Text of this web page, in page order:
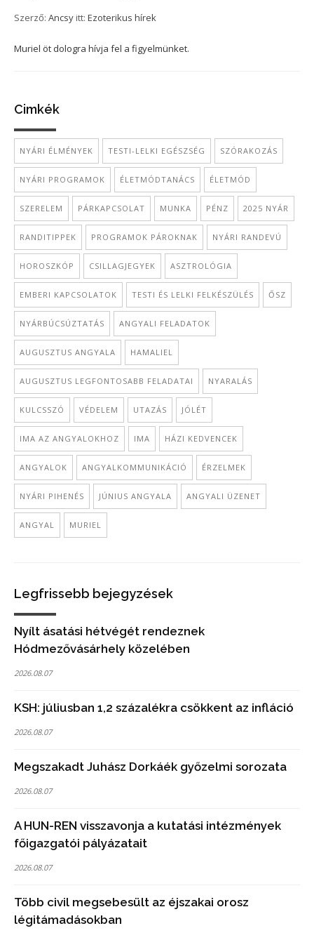
Szerző: Ancsy itt: Ezoterikus hírek
Muriel öt dologra hívja fel a figyelmünket.
Cimkék
NYÁRI ÉLMÉNYEK TESTI-LELKI EGÉSZSÉG SZÓRAKOZÁS
NYÁRI PROGRAMOK ÉLETMÓDTANÁCS ÉLETMÓD
SZERELEM PÁRKAPCSOLAT MUNKA PÉNZ 2025 NYÁR
RANDITIPPEK PROGRAMOK PÁROKNAK NYÁRI RANDEVÚ
HOROSZKÓP CSILLAGJEGYEK ASZTROLÓGIA
EMBERI KAPCSOLATOK TESTI ÉS LELKI FELKÉSZÜLÉS ŐSZ
NYÁRBÚCSÚZTATÁS ANGYALI FELADATOK
AUGUSZTUS ANGYALA HAMALIEL
AUGUSZTUS LEGFONTOSABB FELADATAI NYARALÁS
KULCSSZÓ VÉDELEM UTAZÁS JÓLÉT
IMA AZ ANGYALOKHOZ IMA HÁZI KEDVENCEK
ANGYALOK ANGYALKOMMUNIKÁCIÓ ÉRZELMEK
NYÁRI PIHENÉS JÚNIUS ANGYALA ANGYALI ÜZENET
ANGYAL MURIEL
Legfrissebb bejegyzések
Nyílt ásatási hétvégét rendeznek
Hódmezővásárhely közelében
2026.08.07
KSH: júliusban 1,2 százalékra csökkent az infláció
2026.08.07
Megszakadt Juhász Dorkáék győzelmi sorozata
2026.08.07
A HUN-REN visszavonja a kutatási intézmények
főigazgatói pályázatait
2026.08.07
Több civil megsebesült az éjszakai orosz
légitámadásokban